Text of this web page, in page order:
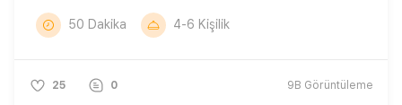
50 Dakika 4-6 Kişilik
25 0 9B Görüntüleme